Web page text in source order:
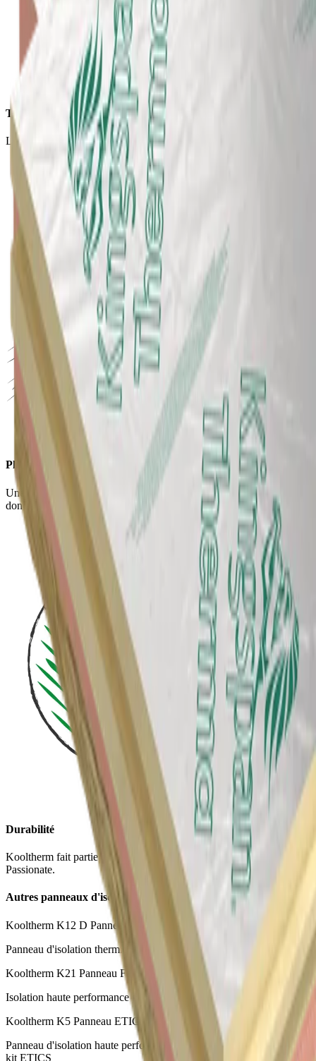
Traitement
Léger, facile et rapide à traiter.
Plus d'espace
Une solution de mousse dure très fine pour des constructions fines et
donc plus d'espace.
Durabilité
Kooltherm fait partie de notre initiative de durabilité Planet
Passionate.
Autres panneaux d'isolation
Kooltherm K12 D Panneau Construction Ossature Bois
Panneau d'isolation thermique pour murs et toitures inclinées
Kooltherm K21 Panneau Façade Ventilée
Isolation haute performance pour les systèmes de façades ventilées
Kooltherm K5 Panneau ETICS
Panneau d'isolation haute performance en tant que composant d'un
kit ETICS